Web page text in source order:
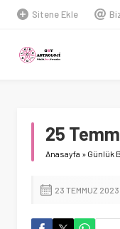
Sitene Ekle
25
Anasayfa » Günlük
23 TEMMUZ